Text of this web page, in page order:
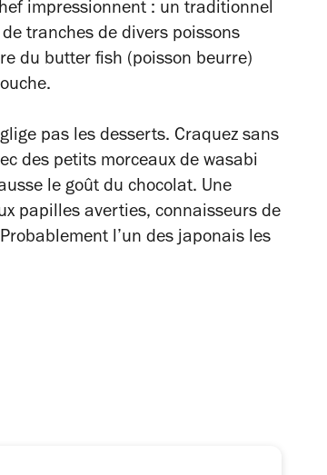
impressionnent : un traditionnel
tranches de divers poissons
du butter fish (poisson beurre)
pas les desserts. Craquez sans
des petits morceaux de wasabi
le goût du chocolat. Une
papilles averties, connaisseurs de
l’un des japonais les